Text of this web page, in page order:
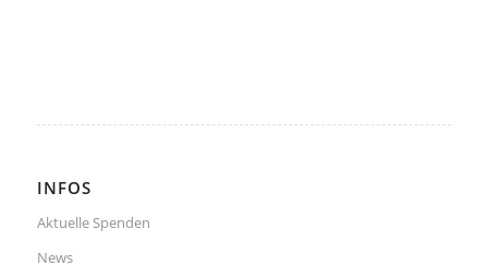
INFOS
Aktuelle Spenden
News